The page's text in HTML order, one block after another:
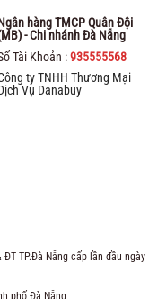
hàng TMCP Quân Đội
- Chi nhánh Đà Nẵng
Tài Khoản :935555568
ty TNHH Thương Mại
Vụ Danabuy
ĐT TP.Đà Nẵng cấp lần đầu ngày
phố Đà Nẵng